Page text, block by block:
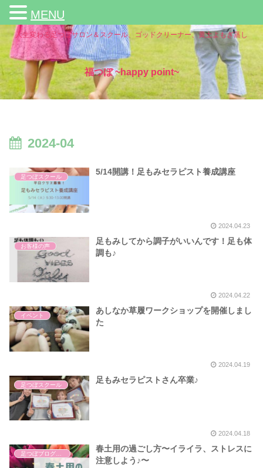
人生変わる足つぼサロン＆スクール、ゴッドクリーナー、黄土よもぎ蒸し
福つぼ ~happy point~
2024-04
足つぼスクール
5/14開講！足もみセラピスト養成講座
2024.04.23
お客様の声
足もみしてから調子がいいんです！足も体
調も♪
2024.04.22
イベント
あしなか草履ワークショップを開催しまし
た
2024.04.19
足つぼスクール
足もみセラピストさん卒業♪
2024.04.18
足つぼブログ（東洋医学）
春土用の過ごし方〜イライラ、ストレスに
注意しよう♪〜
MENU